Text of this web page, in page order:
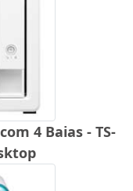
4 Baias - TS-